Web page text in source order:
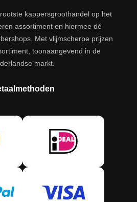
kappersgroothandel op het
assortiment en hiermee dé
Met vlijmscherpe prijzen
toonaangevend in de
markt.